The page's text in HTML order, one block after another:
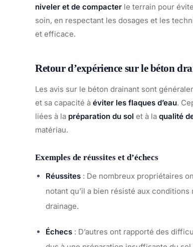
niveler et de compacter le terrain pour
soin, en respectant les dosages et les
et efficace.
Retour d’expérience sur le béton
Les avis sur le béton drainant sont
et sa capacité à éviter les flaques d’eau.
liées à la préparation du sol et à la qualité
matériau.
Exemples de réussites et d’échecs
Réussites : De nombreux propriétaires
notant qu’il a bien résisté aux
drainage.
Échecs : D’autres ont rapporté des